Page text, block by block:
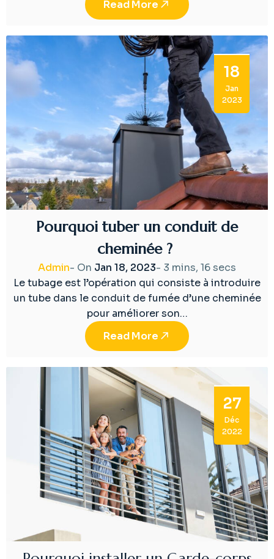
Read More
18
Jan
2023
Pourquoi tuber un conduit de
cheminée ?
Admin- On Jan 18, 2023- 3 mins, 16 secs
Le tubage est l’opération qui consiste à introduire
un tube dans le conduit de fumée d’une cheminée
pour améliorer son…
Read More
27
Déc
2022